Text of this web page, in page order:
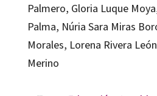
Palmero, Gloria Luque
Palma, Núria Sara Miras
Morales, Lorena Rivera
Merino